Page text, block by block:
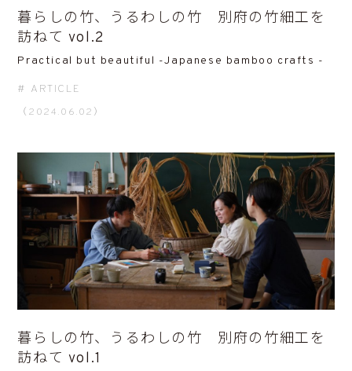
暮らしの竹、うるわしの竹 別府の竹細工を
訪ねて vol.2
Practical but beautiful -Japanese bamboo crafts -
ARTICLE
（2024.06.02）
暮らしの竹、うるわしの竹 別府の竹細工を
訪ねて vol.1